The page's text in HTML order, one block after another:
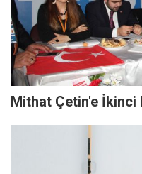
Mithat Çetin'e İkinci